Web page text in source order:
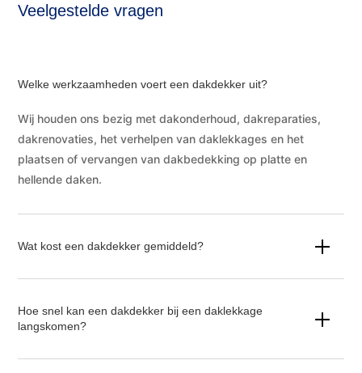
Veelgestelde vragen
Welke werkzaamheden voert een dakdekker uit?
Wij houden ons bezig met dakonderhoud, dakreparaties,
dakrenovaties, het verhelpen van daklekkages en het
plaatsen of vervangen van dakbedekking op platte en
hellende daken.
Wat kost een dakdekker gemiddeld?
Hoe snel kan een dakdekker bij een daklekkage
langskomen?